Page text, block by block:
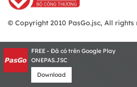
© Copyright 2010 PasGo.jsc, All rights
FREE - Đã có trên Google Play
ONEPAS.JSC
Download